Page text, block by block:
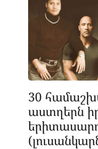
30
աստղերն